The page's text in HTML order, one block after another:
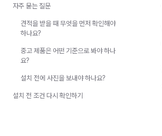
자주 묻는 질문
견적을 받을 때 무엇을 먼저 확인해야
하나요?
중고 제품은 어떤 기준으로 봐야 하나
요?
설치 전에 사진을 보내야 하나요?
설치 전 조건 다시 확인하기